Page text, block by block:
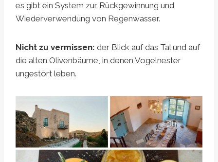
es gibt ein System zur Rückgewinnung und
Wiederverwendung von Regenwasser.
Nicht zu vermissen: der Blick auf das Tal und auf
die alten Olivenbäume, in denen Vogelnester
ungestört leben.